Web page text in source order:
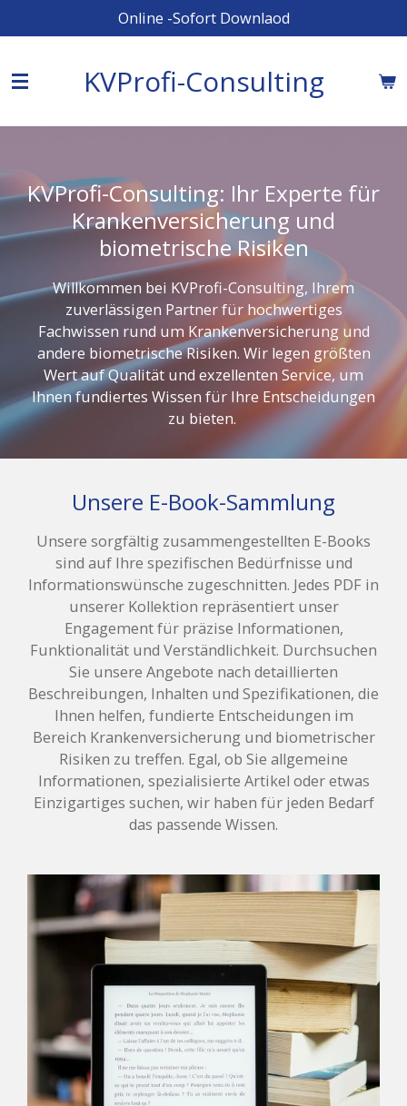
Hauptinhalt
Online -Sofort Downlaod
KVProfi-Consulting
KVProfi-Consulting: Ihr Experte für
Krankenversicherung und
biometrische Risiken
Willkommen bei KVProfi-Consulting, Ihrem
zuverlässigen Partner für hochwertiges
Fachwissen rund um Krankenversicherung und
andere biometrische Risiken. Wir legen größten
Wert auf Qualität und exzellenten Service, um
Ihnen fundiertes Wissen für Ihre Entscheidungen
zu bieten.
Unsere E-Book-Sammlung
Unsere sorgfältig zusammengestellten E-Books
sind auf Ihre spezifischen Bedürfnisse und
Informationswünsche zugeschnitten. Jedes PDF in
unserer Kollektion repräsentiert unser
Engagement für präzise Informationen,
Funktionalität und Verständlichkeit. Durchsuchen
Sie unsere Angebote nach detaillierten
Beschreibungen, Inhalten und Spezifikationen, die
Ihnen helfen, fundierte Entscheidungen im
Bereich Krankenversicherung und biometrischer
Risiken zu treffen. Egal, ob Sie allgemeine
Informationen, spezialisierte Artikel oder etwas
Einzigartiges suchen, wir haben für jeden Bedarf
das passende Wissen.